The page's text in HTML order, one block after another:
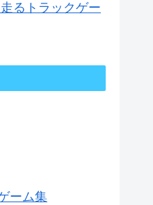
るトラックゲー
ーム集